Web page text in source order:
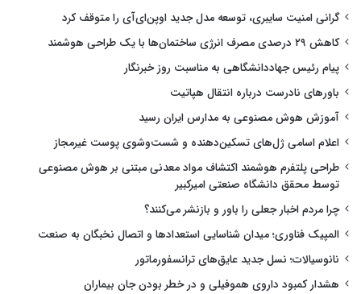
گرانی امنیت سایبری، توسعه مدل جدید اوپن‌ای‌آی را متوقف کرد
کاهش ۲۹ درصدی مصرف انرژی ساختمان‌ها با یک طراحی هوشمند
پیام رئیس جهاددانشگاهی به مناسبت روز خبرنگار
باورهای نادرست درباره انتقال هپاتیت
آموزش هوش مصنوعی به مدارس ایران رسید
اعلام اسامی ژل‌های تسکین‌دهنده و شست‌وشوی پوست غیرمجاز
طراحی پلتفرم هوشمند اکتشاف مواد معدنی مبتنی بر هوش مصنوعی
توسط محقق دانشگاه صنعتی امیرکبیر
چرا مردم اخبار جعلی را باور و بازنشر می‌کنند؟
المپیک فناوری؛ میدان شناسایی استعدادها و اتصال نخبگان به صنعت
نانوسیالات؛ نسل جدید عایق‌های ترانسفورماتور
هشدار کمبود داروی هموفیلی و در خطر بودن جان بیماران